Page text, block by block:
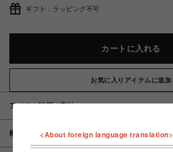
ギフト：ラッピング不可
カートに入れる
お気に入りアイテムに追加
アイテム説明 / 素材
概要 <About foreign language translation>